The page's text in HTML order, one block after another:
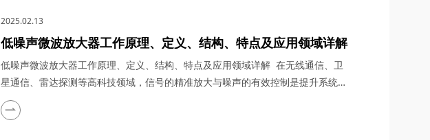
2025.02.13
低噪声微波放大器工作原理、定义、结构、特点及应用领域详解
低噪声微波放大器工作原理、定义、结构、特点及应用领域详解 在无线通信、卫
星通信、雷达探测等高科技领域，信号的精准放大与噪声的有效控制是提升系统性
能的关键。作为这一领域的核心组件，低噪声微波放大器（LNA）以其卓越的性能
和广泛的应用前景，成为了众多高科技企业的首选。本文将从工作原理、功率、定